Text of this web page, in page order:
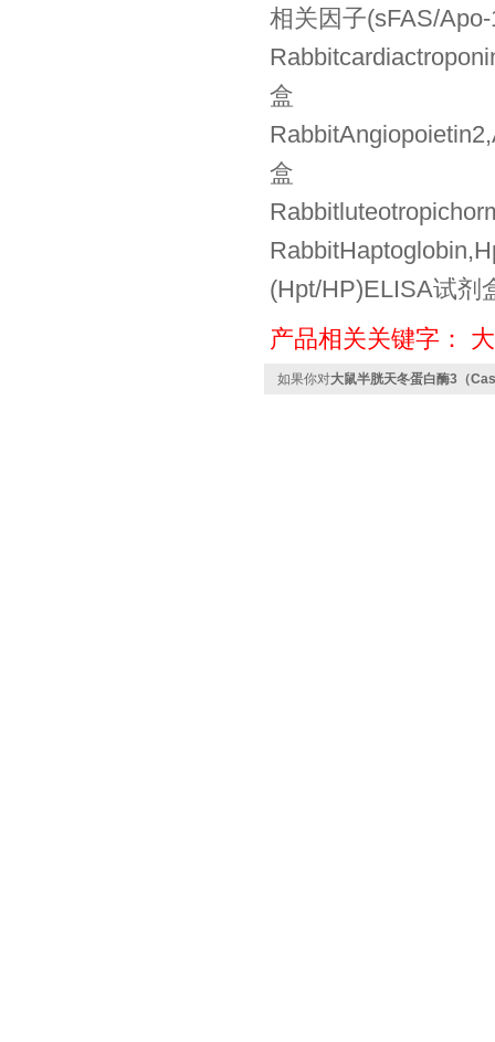
相关因子(sFAS/
盒
盒
(Hpt/HP)ELISA试剂
产品相关关键字：
如果你对大鼠半胱天冬蛋白酶3（